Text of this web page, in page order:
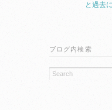
と過去
ブログ内検索